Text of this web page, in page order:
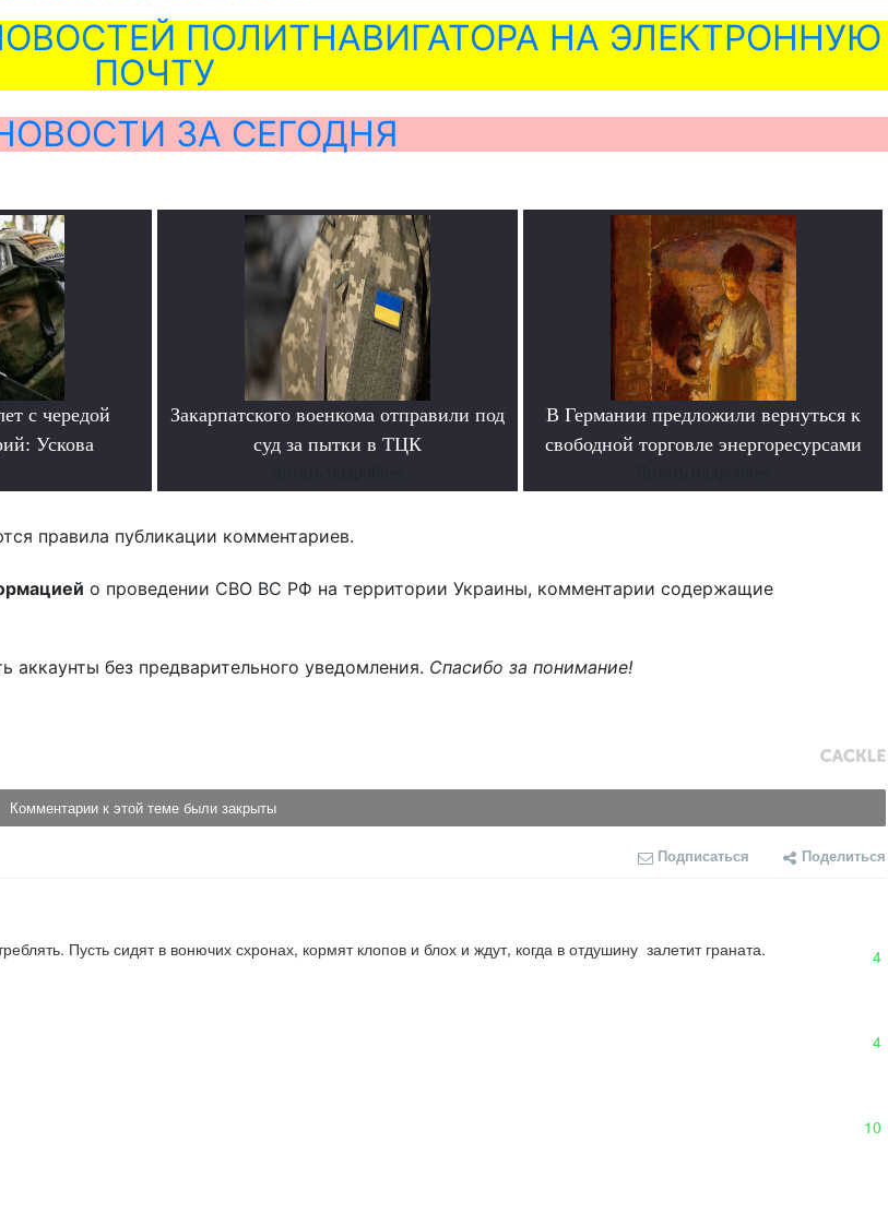
ПОЛИТНАВИГАТОРА НА ЭЛЕКТРОННУЮ
ПОЧТУ
ЗА СЕГОДНЯ
с чередой
Ускова
Закарпатского военкома отправили под
суд за пытки в ТЦК
В Германии предложили вернуться к
свободной торговле энергоресурсами
правила публикации комментариев.
о проведении СВО ВС РФ на территории Украины, комментарии содержащие
без предварительного уведомления. Спасибо за понимание!
Комментарии к этой теме были закрыты
Подписаться Поделиться
Пусть сидят в вонючих схронах, кормят клопов и блох и ждут, когда в отдушину  залетит граната. 4
4
10